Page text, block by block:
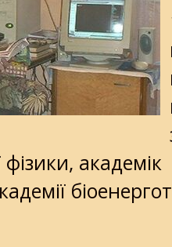
академік
духа..."
МАБЭТ
в Укринформ